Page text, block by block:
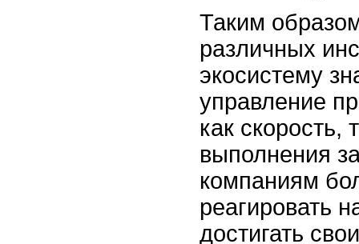
Таким
различных
экосистему
управление
как скорость,
выполнения
компаниям
реагировать
достигать